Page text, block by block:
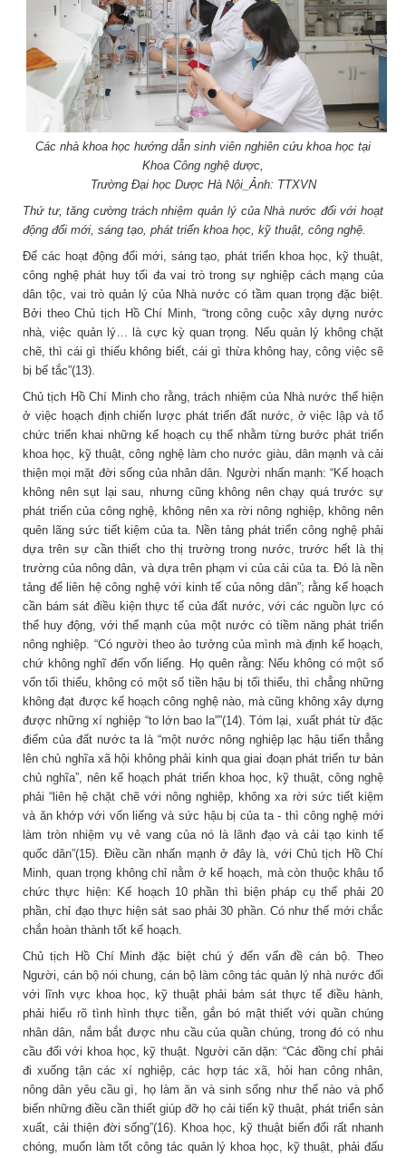
Các nhà khoa học hướng dẫn sinh viên nghiên cứu khoa học tại
Khoa Công nghệ dược,
Trường Đại học Dược Hà Nội_Ảnh: TTXVN
Thứ tư, tăng cường trách nhiệm quản lý của Nhà nước đối với hoạt
động đổi mới, sáng tạo, phát triển khoa học, kỹ thuật, công nghệ.
Để các hoạt động đổi mới, sáng tạo, phát triển khoa học, kỹ thuật,
công nghệ phát huy tối đa vai trò trong sự nghiệp cách mạng của
dân tộc, vai trò quản lý của Nhà nước có tầm quan trọng đặc biệt.
Bởi theo Chủ tịch Hồ Chí Minh, “trong công cuộc xây dựng nước
nhà, việc quản lý… là cực kỳ quan trọng. Nếu quản lý không chặt
chẽ, thì cái gì thiếu không biết, cái gì thừa không hay, công việc sẽ
bị bế tắc”(13).
Chủ tịch Hồ Chí Minh cho rằng, trách nhiệm của Nhà nước thể hiện
ở việc hoạch định chiến lược phát triển đất nước, ở việc lập và tổ
chức triển khai những kế hoạch cụ thể nhằm từng bước phát triển
khoa học, kỹ thuật, công nghệ làm cho nước giàu, dân mạnh và cải
thiện mọi mặt đời sống của nhân dân. Người nhấn mạnh: “Kế hoạch
không nên sụt lại sau, nhưng cũng không nên chạy quá trước sự
phát triển của công nghệ, không nên xa rời nông nghiệp, không nên
quên lãng sức tiết kiệm của ta. Nền tảng phát triển công nghệ phải
dựa trên sự cần thiết cho thị trường trong nước, trước hết là thị
trường của nông dân, và dựa trên phạm vi của cải của ta. Đó là nền
tảng để liên hệ công nghệ với kinh tế của nông dân”; rằng kế hoạch
cần bám sát điều kiện thực tế của đất nước, với các nguồn lực có
thể huy động, với thế mạnh của một nước có tiềm năng phát triển
nông nghiệp. “Có người theo ảo tưởng của mình mà định kế hoạch,
chứ không nghĩ đến vốn liếng. Họ quên rằng: Nếu không có một số
vốn tối thiểu, không có một số tiền hậu bị tối thiểu, thì chẳng những
không đạt được kế hoạch công nghệ nào, mà cũng không xây dựng
được những xí nghiệp “to lớn bao la””(14). Tóm lại, xuất phát từ đặc
điểm của đất nước ta là “một nước nông nghiệp lạc hậu tiến thẳng
lên chủ nghĩa xã hội không phải kinh qua giai đoạn phát triển tư bản
chủ nghĩa”, nên kế hoạch phát triển khoa học, kỹ thuật, công nghệ
phải “liên hệ chặt chẽ với nông nghiệp, không xa rời sức tiết kiệm
và ǎn khớp với vốn liếng và sức hậu bị của ta - thì công nghệ mới
làm tròn nhiệm vụ vẻ vang của nó là lãnh đạo và cải tạo kinh tế
quốc dân”(15). Điều cần nhấn mạnh ở đây là, với Chủ tịch Hồ Chí
Minh, quan trọng không chỉ nằm ở kế hoạch, mà còn thuộc khâu tổ
chức thực hiện: Kế hoạch 10 phần thì biện pháp cụ thể phải 20
phần, chỉ đạo thực hiện sát sao phải 30 phần. Có như thế mới chắc
chắn hoàn thành tốt kế hoạch.
Chủ tịch Hồ Chí Minh đặc biệt chú ý đến vấn đề cán bộ. Theo
Người, cán bộ nói chung, cán bộ làm công tác quản lý nhà nước đối
với lĩnh vực khoa học, kỹ thuật phải bám sát thực tế điều hành,
phải hiểu rõ tình hình thực tiễn, gắn bó mật thiết với quần chúng
nhân dân, nắm bắt được nhu cầu của quần chúng, trong đó có nhu
cầu đối với khoa học, kỹ thuật. Người căn dặn: “Các đồng chí phải
đi xuống tận các xí nghiệp, các hợp tác xã, hỏi han công nhân,
nông dân yêu cầu gì, họ làm ăn và sinh sống như thế nào và phổ
biến những điều cần thiết giúp đỡ họ cải tiến kỹ thuật, phát triển sản
xuất, cải thiện đời sống”(16). Khoa học, kỹ thuật biến đổi rất nhanh
chóng, muốn làm tốt công tác quản lý khoa học, kỹ thuật, phải đấu